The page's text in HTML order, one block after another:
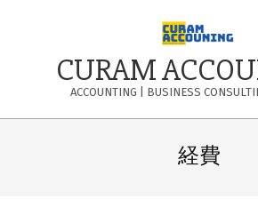
CURAM
ACCOUNTING | BUSINESS
経費